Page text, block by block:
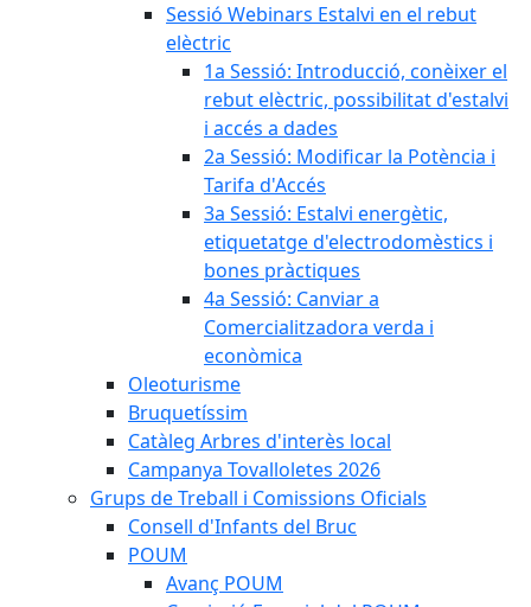
Sessió Webinars Estalvi en el rebut
elèctric
1a Sessió: Introducció, conèixer el
rebut elèctric, possibilitat d'estalvi
i accés a dades
2a Sessió: Modificar la Potència i
Tarifa d'Accés
3a Sessió: Estalvi energètic,
etiquetatge d'electrodomèstics i
bones pràctiques
4a Sessió: Canviar a
Comercialitzadora verda i
econòmica
Oleoturisme
Bruquetíssim
Catàleg Arbres d'interès local
Campanya Tovalloletes 2026
Grups de Treball i Comissions Oficials
Consell d'Infants del Bruc
POUM
Avanç POUM